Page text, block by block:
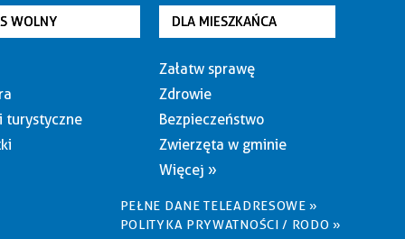
WOLNY
turystyczne
DLA MIESZKAŃCA
Załatw sprawę
Zdrowie
Bezpieczeństwo
Zwierzęta w gminie
Więcej »
PEŁNE DANE TELEADRESOWE »
POLITYKA PRYWATNOŚCI / RODO »